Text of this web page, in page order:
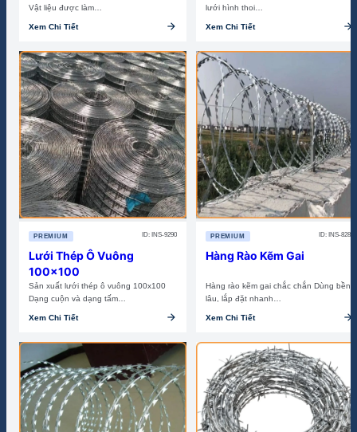
Vật liệu được làm…
Xem Chi Tiết arrow_forward
lưới hình thoi…
Xem Chi Tiết arrow_forward
PREMIUM ID: INS-9290
Lưới Thép Ô Vuông
100×100
Sản xuất lưới thép ô vuông 100x100
Dạng cuộn và dạng tấm…
Xem Chi Tiết arrow_forward
PREMIUM ID: INS-8285
Hàng Rào Kẽm Gai
Hàng rào kẽm gai chắc chắn Dùng bền
lâu, lắp đặt nhanh…
Xem Chi Tiết arrow_forward